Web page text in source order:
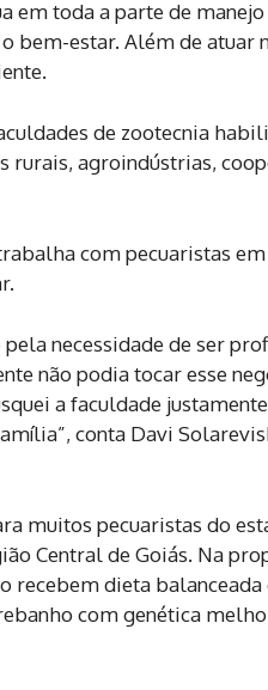
em toda a parte de
bem-estar. Além de atuar
de zootecnia
rurais, agroindústrias,
com pecuaristas
necessidade de ser
não podia tocar esse
a faculdade
conta Davi
muitos pecuaristas do
Central de Goiás. Na
recebem dieta balanceada
com genética